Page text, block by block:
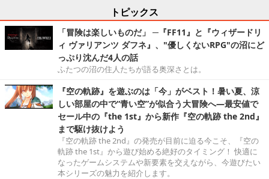
トピックス
「冒険は楽しいものだ」 ─『FF11』と『ウィザードリ
ィ ヴァリアンツ ダフネ』、"優しくないRPG"の沼にど
っぷり沈んだ4人の話
ふたつの沼の住人たちが語る奥深さとは。
『空の軌跡』を遊ぶのは「今」がベスト！暑い夏、涼
しい部屋の中で“青い空”が似合う大冒険へ―最安値で
セール中の『the 1st』から新作『空の軌跡 the 2nd』
まで駆け抜けよう
『空の軌跡 the 2nd』の発売が目前に迫る今こそ、『空の
軌跡 the 1st』から遊び始める絶好のタイミング！ 快適に
なったゲームシステムや新要素を交えながら、今遊びたい
本シリーズの魅力を紹介します。